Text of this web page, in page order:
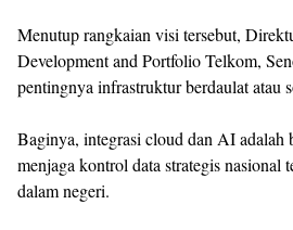
Menutup rangkaian visi tersebut,
Development and Portfolio Telkom,
pentingnya infrastruktur berdaulat atau
Baginya, integrasi cloud dan AI adalah
menjaga kontrol data strategis nasional
dalam negeri.